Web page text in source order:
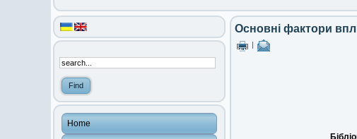
Home
Основні фактори